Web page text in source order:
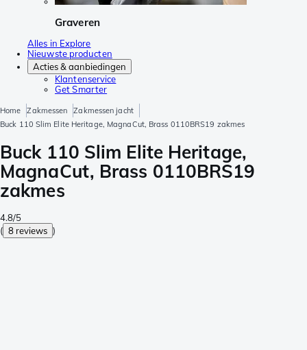
Graveren
Alles in Explore
Nieuwste producten
Acties & aanbiedingen
Klantenservice
Get Smarter
Home Zakmessen
Zakmessen jacht
Buck 110 Slim Elite Heritage, MagnaCut, Brass 0110BRS19 zakmes
Buck 110 Slim Elite Heritage,
MagnaCut, Brass 0110BRS19
zakmes
4.8/5
( 8 reviews )